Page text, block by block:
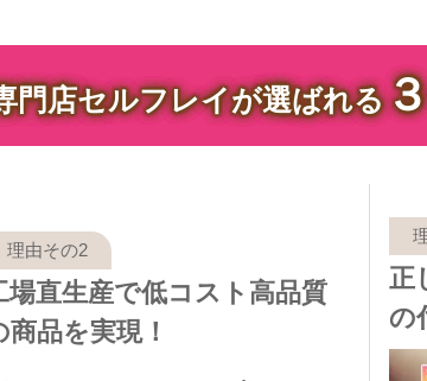
門店セルフレイが選ばれる
場直生産で低コスト高品質
商品を実現！
正
の